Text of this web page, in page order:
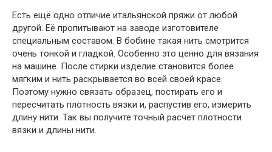
Есть ещё одно отличие итальянской пряжи от любой
другой. Её пропитывают на заводе изготовителе
специальным составом. В бобине такая нить смотрится
очень тонкой и гладкой. Особенно это ценно для вязания
на машине. После стирки изделие становится более
мягким и нить раскрывается во всей своей красе.
Поэтому нужно связать образец, постирать его и
пересчитать плотность вязки и, распустив его, измерить
длину нити. Так вы получите точный расчёт плотности
вязки и длины нити.